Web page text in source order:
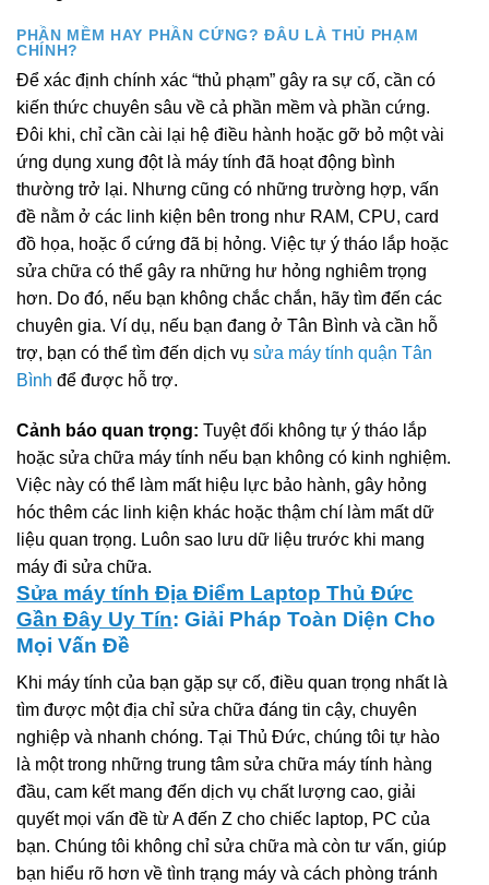
PHẦN MỀM HAY PHẦN CỨNG? ĐÂU LÀ THỦ PHẠM
CHÍNH?
Để xác định chính xác “thủ phạm” gây ra sự cố, cần có
kiến thức chuyên sâu về cả phần mềm và phần cứng.
Đôi khi, chỉ cần cài lại hệ điều hành hoặc gỡ bỏ một vài
ứng dụng xung đột là máy tính đã hoạt động bình
thường trở lại. Nhưng cũng có những trường hợp, vấn
đề nằm ở các linh kiện bên trong như RAM, CPU, card
đồ họa, hoặc ổ cứng đã bị hỏng. Việc tự ý tháo lắp hoặc
sửa chữa có thể gây ra những hư hỏng nghiêm trọng
hơn. Do đó, nếu bạn không chắc chắn, hãy tìm đến các
chuyên gia. Ví dụ, nếu bạn đang ở Tân Bình và cần hỗ
trợ, bạn có thể tìm đến dịch vụ sửa máy tính quận Tân
Bình để được hỗ trợ.
Cảnh báo quan trọng: Tuyệt đối không tự ý tháo lắp
hoặc sửa chữa máy tính nếu bạn không có kinh nghiệm.
Việc này có thể làm mất hiệu lực bảo hành, gây hỏng
hóc thêm các linh kiện khác hoặc thậm chí làm mất dữ
liệu quan trọng. Luôn sao lưu dữ liệu trước khi mang
máy đi sửa chữa.
Sửa máy tính Địa Điểm Laptop Thủ Đức
Gần Đây Uy Tín: Giải Pháp Toàn Diện Cho
Mọi Vấn Đề
Khi máy tính của bạn gặp sự cố, điều quan trọng nhất là
tìm được một địa chỉ sửa chữa đáng tin cậy, chuyên
nghiệp và nhanh chóng. Tại Thủ Đức, chúng tôi tự hào
là một trong những trung tâm sửa chữa máy tính hàng
đầu, cam kết mang đến dịch vụ chất lượng cao, giải
quyết mọi vấn đề từ A đến Z cho chiếc laptop, PC của
bạn. Chúng tôi không chỉ sửa chữa mà còn tư vấn, giúp
bạn hiểu rõ hơn về tình trạng máy và cách phòng tránh